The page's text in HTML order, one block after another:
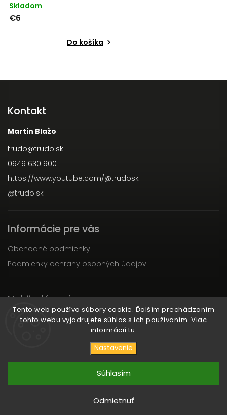
Tento web používa súbory cookie. Ďalším prechádzaním
tohto webu vyjadrujete súhlas s ich používaním. Viac
informácií tu.
Nastavenie
Odmietnuť
Súhlasím
Skladom
€6
Do košíka
Kontakt
Martin Blažo
trudo@trudo.sk
0949 630 900
https://www.youtube.com/@trudosk
@trudo.sk
Informácie pre vás
Obchodné podmienky
Podmienky ochrany osobných údajov
Vyhľadávanie
TRUDO. Všetky práva vyhradené.